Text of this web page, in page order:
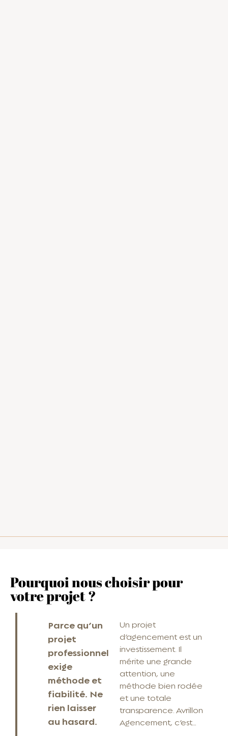
Pourquoi nous choisir pour
votre projet ?
Parce qu’un
projet
professionnel
exige
méthode et
fiabilité. Ne
rien laisser
au hasard.
Un projet
d’agencement est un
investissement. Il
mérite une grande
attention, une
méthode bien rodée
et une totale
transparence. Avrillon
Agencement, c’est…